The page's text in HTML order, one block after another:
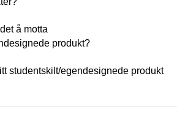
å motta
produkt?
studentskilt/egendesignede produkt